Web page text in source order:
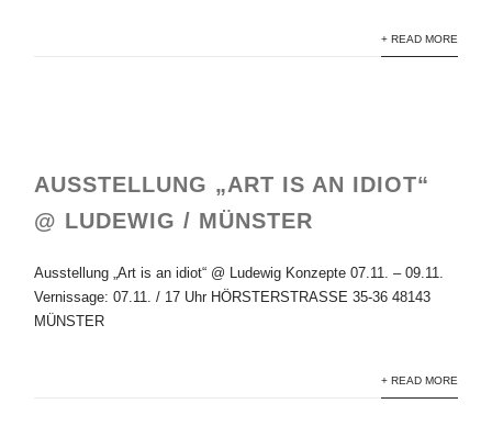
+ READ MORE
AUSSTELLUNG „ART IS AN IDIOT“
@ LUDEWIG / MÜNSTER
Ausstellung „Art is an idiot“ @ Ludewig Konzepte 07.11. – 09.11.
Vernissage: 07.11. / 17 Uhr HÖRSTERSTRASSE 35-36 48143
MÜNSTER
+ READ MORE